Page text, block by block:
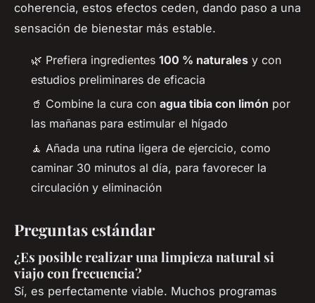
coherencia, estos efectos ceden, dando paso a una
sensación de bienestar más estable.
🌿 Prefiera ingredientes 100 % naturales y con
estudios preliminares de eficacia
🥤 Combine la cura con agua tibia con limón por
las mañanas para estimular el hígado
🧘 Añada una rutina ligera de ejercicio, como
caminar 30 minutos al día, para favorecer la
circulación y eliminación
Preguntas estándar
¿Es posible realizar una limpieza natural si
viajo con frecuencia?
Sí, es perfectamente viable. Muchos programas